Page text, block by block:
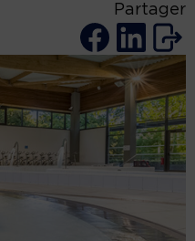
Partager